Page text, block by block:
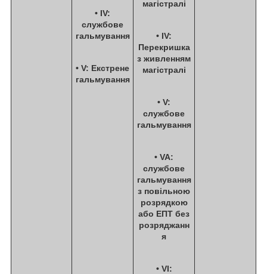
• IV:
службове
гальмування
• V: Екстрене
гальмування
магістралі
• IV:
Перекришка
з живленням
магістралі
• V:
службове
гальмування
• VA:
службове
гальмування
з повільною
розрядкою
або ЕПТ без
розряджанн
я
• VI: